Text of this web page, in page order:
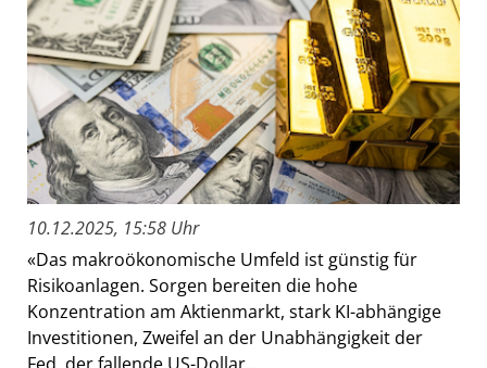
10.12.2025, 15:58 Uhr
«Das makroökonomische Umfeld ist günstig für
Risikoanlagen. Sorgen bereiten die hohe
Konzentration am Aktienmarkt, stark KI-abhängige
Investitionen, Zweifel an der Unabhängigkeit der